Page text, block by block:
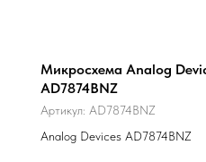
Микросхема Analog
AD7874BNZ
Артикул: AD7874BNZ
Analog Devices AD7874BNZ